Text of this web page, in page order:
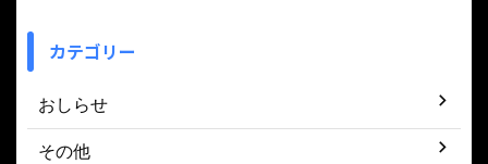
カテゴリー
おしらせ
その他